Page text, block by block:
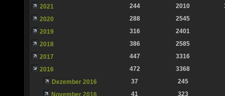
2021
244 2010
2020
288
2545
2019
316
2401
2018
386
2585
2017
447
3316
2016
472
3368
Dezember 2016
37
245
November 2016
41 323